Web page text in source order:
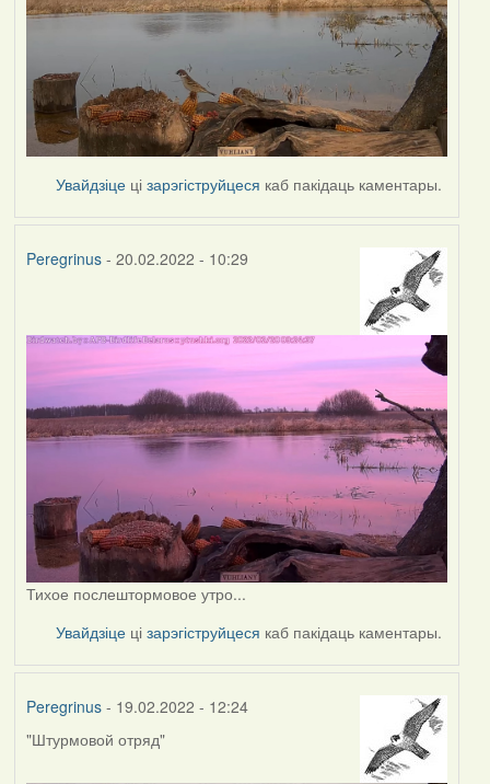
Увайдзіце цізарэгіструйцеся каб пакідаць каментары.
Peregrinus- 20.02.2022 - 10:29
Тихое послештормовое утро...
Увайдзіце цізарэгіструйцеся каб пакідаць каментары.
Peregrinus- 19.02.2022 - 12:24
"Штурмовой отряд"